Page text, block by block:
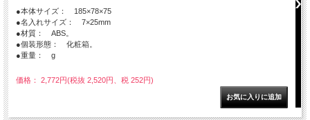
●本体サイズ： 185×78×75
●名入れサイズ： 7×25mm
●材質： ABS。
●個装形態： 化粧箱。
●重量： g
価格： 2,772円(税抜 2,520円、税 252円)